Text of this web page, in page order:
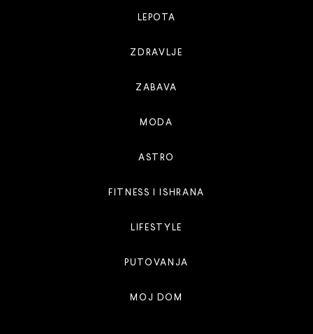
LEPOTA
ZDRAVLJE
ZABAVA
MODA
ASTRO
FITNESS I ISHRANA
LIFESTYLE
PUTOVANJA
MOJ DOM